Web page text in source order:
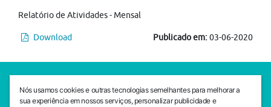
Relatório de Atividades - Mensal
Download Publicado em:03-06-2020
SEDE CEJAM
Av. da Liberdade, 765, Liberdade, São Paulo, 01503-001
Nós usamos cookies e outras tecnologias semelhantes para melhorar a
sua experiência em nossos serviços, personalizar publicidade e